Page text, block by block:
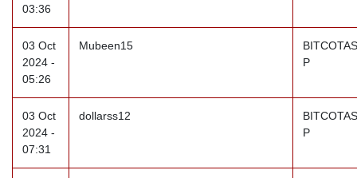
03:36
03 Oct
2024 -
05:26
Mubeen15
P
03 Oct
2024 -
07:31
dollarss12
P